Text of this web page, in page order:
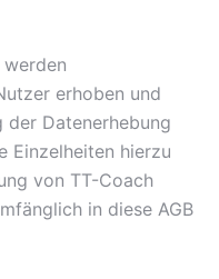
erhoben und
Datenerhebung
Einzelheiten hierzu
von TT-Coach
in diese AGB